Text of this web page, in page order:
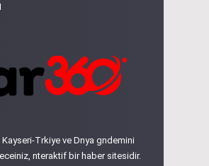
Trkiye ve Dnya gndemini
nteraktif bir haber sitesidir.